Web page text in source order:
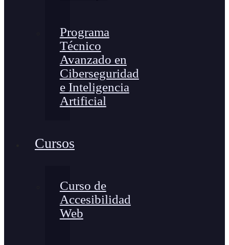
Programa
Técnico
Avanzado en
Ciberseguridad
e Inteligencia
Artificial
Cursos
Curso de
Accesibilidad
Web